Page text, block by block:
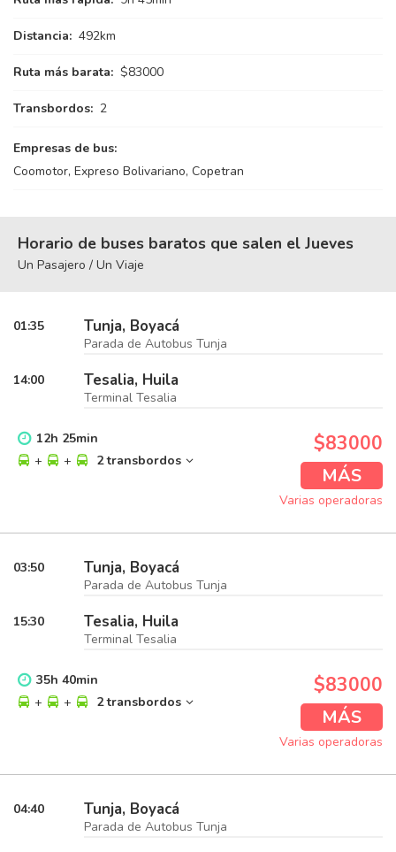
Distancia: 492km
Ruta más barata: $83000
Transbordos: 2
Empresas de bus:
Coomotor, Expreso Bolivariano, Copetran
Horario de buses baratos que salen el Jueves
Un Pasajero / Un Viaje
01:35 Tunja, Boyacá
Parada de Autobus Tunja
14:00 Tesalia, Huila
Terminal Tesalia
12h 25min
+
+ 2 transbordos
$83000
MÁS
Varias operadoras
03:50 Tunja, Boyacá
Parada de Autobus Tunja
15:30 Tesalia, Huila
Terminal Tesalia
35h 40min
+
+ 2 transbordos
$83000
MÁS
Varias operadoras
04:40 Tunja, Boyacá
Parada de Autobus Tunja